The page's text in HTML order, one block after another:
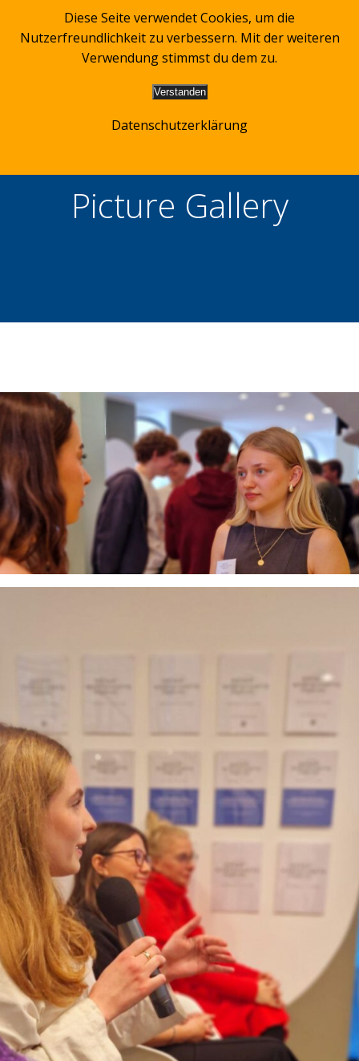
Zum
Inhalt
springen
Picture Gallery
Diese Seite verwendet Cookies, um die
Nutzerfreundlichkeit zu verbessern. Mit der weiteren
Verwendung stimmst du dem zu.
Verstanden
Datenschutzerklärung